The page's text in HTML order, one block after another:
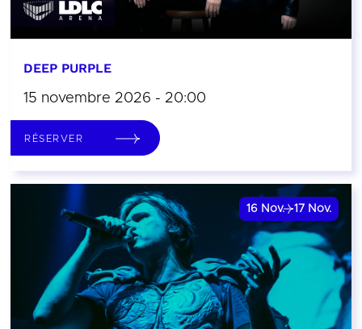
DEEP PURPLE
15 novembre 2026 - 20:00
RÉSERVER
16 Nov. 17 Nov.